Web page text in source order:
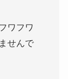
ワフワ
せんで